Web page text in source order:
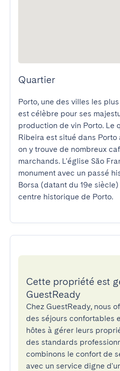
Quartier
Porto, une des villes les
est célèbre pour ses
production de vin Porto. Le
Ribeira est situé dans
on y trouve de nombreux
marchands. L'église São
monument avec un passé
Borsa (datant du 19e
centre historique de Porto.
Cette propriété est
GuestReady
Chez GuestReady, nous
des séjours confortables
hôtes à gérer leurs
des standards
combinons le confort de
avec un service digne